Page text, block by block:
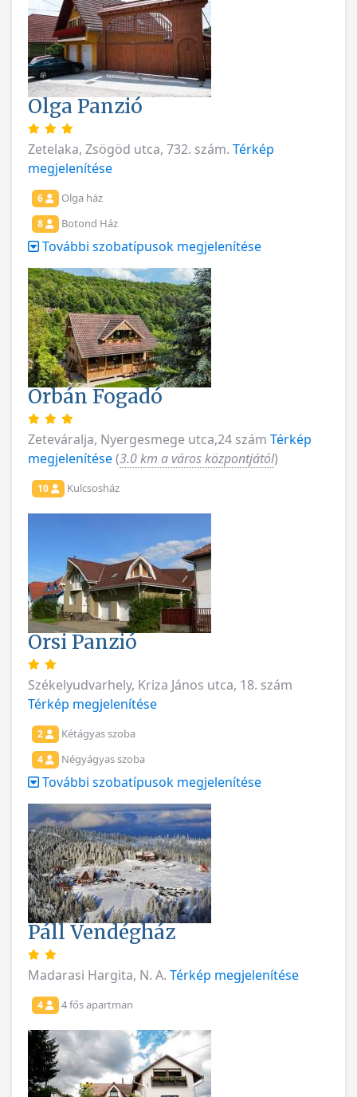
Olga Panzió
Zetelaka, Zsögöd utca, 732. szám. Térkép
megjelenítése
6 Olga ház
8 Botond Ház
További szobatípusok megjelenítése
Orbán Fogadó
Zeteváralja, Nyergesmege utca,24 szám Térkép
megjelenítése(3.0 km a város központjától)
10 Kulcsosház
Orsi Panzió
Székelyudvarhely, Kriza János utca, 18. szám
Térkép megjelenítése
2 Kétágyas szoba
4 Négyágyas szoba
További szobatípusok megjelenítése
Páll Vendégház
Madarasi Hargita, N. A. Térkép megjelenítése
4 4 fős apartman